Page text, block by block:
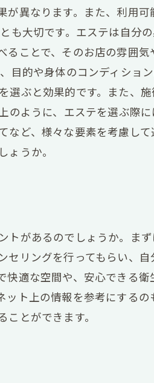
異なります。また、利用
も大切です。エステは自分
ことで、そのお店の雰囲
的や身体のコンディション
ぶと効果的です。また、
のように、エステを選ぶ際
ど、様々な要素を考慮し
うか。
があるのでしょうか。ま
リングを行ってもらい、
適な空間や、安心できる
ト上の情報を参考にする
とができます。